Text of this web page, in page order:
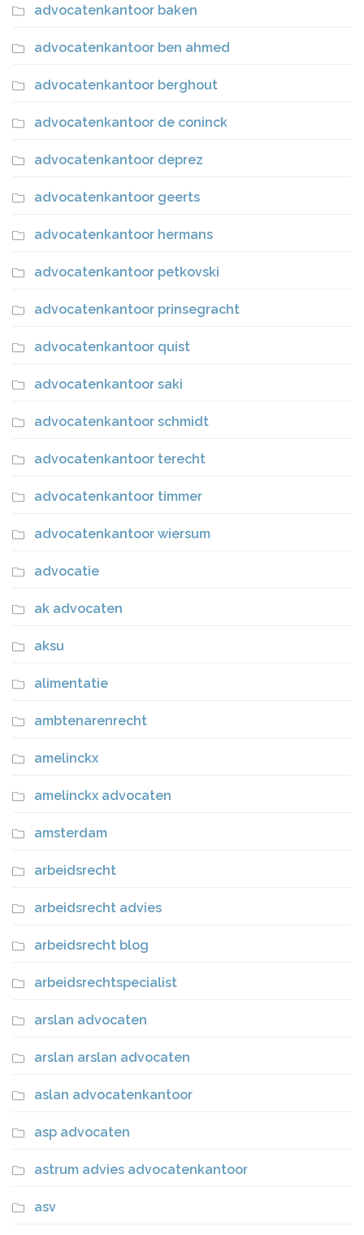
advocatenkantoor baken
advocatenkantoor ben ahmed
advocatenkantoor berghout
advocatenkantoor de coninck
advocatenkantoor deprez
advocatenkantoor geerts
advocatenkantoor hermans
advocatenkantoor petkovski
advocatenkantoor prinsegracht
advocatenkantoor quist
advocatenkantoor saki
advocatenkantoor schmidt
advocatenkantoor terecht
advocatenkantoor timmer
advocatenkantoor wiersum
advocatie
ak advocaten
aksu
alimentatie
ambtenarenrecht
amelinckx
amelinckx advocaten
amsterdam
arbeidsrecht
arbeidsrecht advies
arbeidsrecht blog
arbeidsrechtspecialist
arslan advocaten
arslan arslan advocaten
aslan advocatenkantoor
asp advocaten
astrum advies advocatenkantoor
asv